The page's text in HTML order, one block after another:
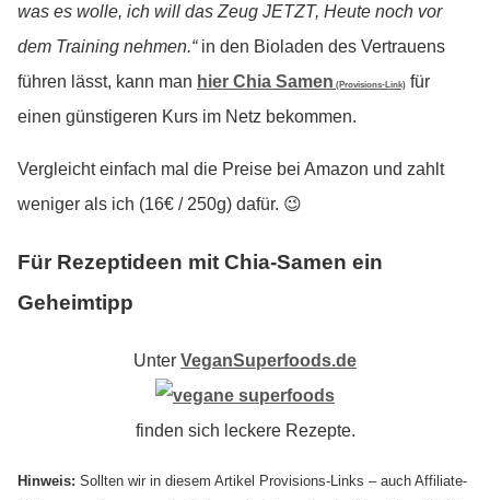
was es wolle, ich will das Zeug JETZT, Heute noch vor
dem Training nehmen.“in den Bioladen des Vertrauens
führen lässt, kann man hier Chia Samen (Provisions-Link) für
einen günstigeren Kurs im Netz bekommen.
Vergleicht einfach mal die Preise bei Amazon und zahlt
weniger als ich (16€ / 250g) dafür. 😉
Für Rezeptideen mit Chia-Samen ein
Geheimtipp
Unter VeganSuperfoods.de
finden sich leckere Rezepte.
Hinweis: Sollten wir in diesem Artikel Provisions-Links – auch Affiliate-